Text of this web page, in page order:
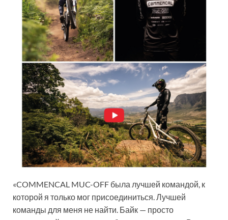
«COMMENCAL MUC-OFF была лучшей командой, к
которой я только мог присоединиться. Лучшей
команды для меня не найти. Байк — просто